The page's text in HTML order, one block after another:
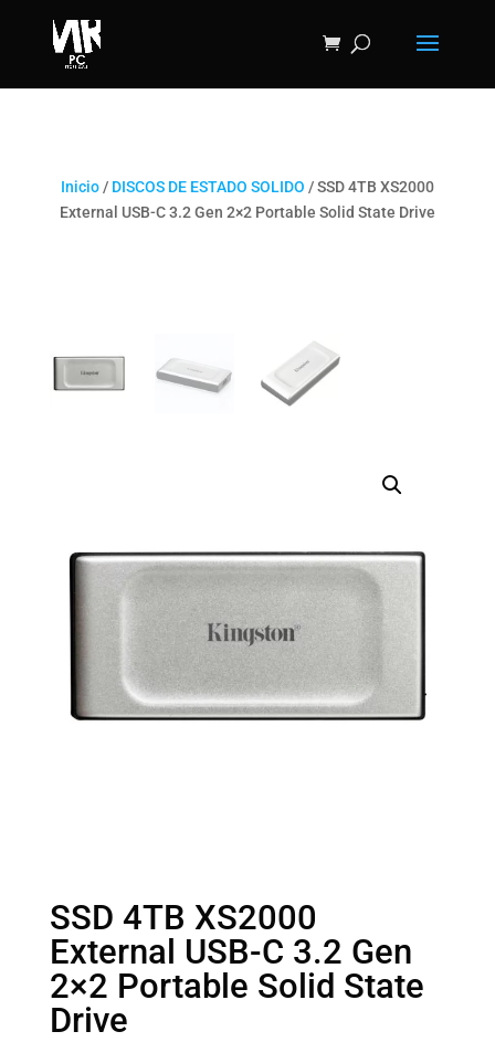
Inicio/ DISCOS DE ESTADO SOLIDO / SSD 4TB XS2000
External USB-C 3.2 Gen 2×2 Portable Solid State Drive
SSD 4TB XS2000
External USB-C 3.2 Gen
2×2 Portable Solid State
Drive